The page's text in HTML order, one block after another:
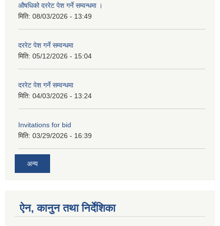
औषधिको दररेट पेश गर्ने सम्वन्धमा ।
मिति: 08/03/2026 - 13:49
दररेट पेश गर्ने सम्वन्धमा
मिति: 05/12/2026 - 15:04
दररेट पेश गर्ने सम्वन्धमा
मिति: 04/03/2026 - 13:24
Invitations for bid
मिति: 03/29/2026 - 16:39
अन्य
ऐन, कानुन तथा निर्देशिका